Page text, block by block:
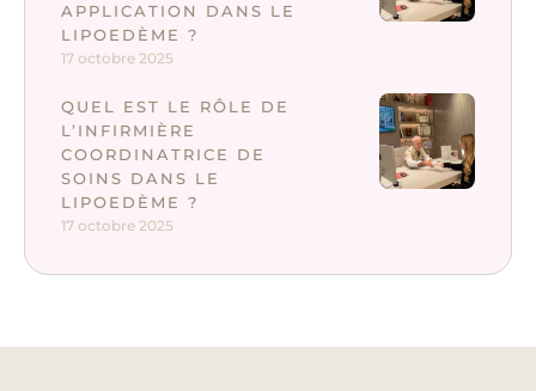
APPLICATION DANS LE
LIPOEDÈME ?
17 octobre 2025
QUEL EST LE RÔLE DE
L’INFIRMIÈRE
COORDINATRICE DE
SOINS DANS LE
LIPOEDÈME ?
17 octobre 2025